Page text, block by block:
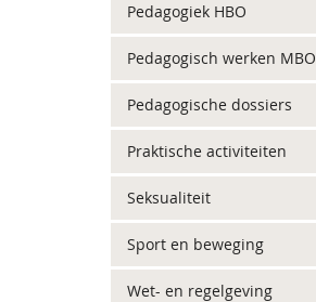
Pedagogiek HBO
Pedagogisch werken MBO
Pedagogische dossiers
Praktische activiteiten
Seksualiteit
Sport en beweging
Wet- en regelgeving